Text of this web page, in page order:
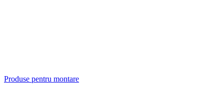
Produse pentru montare